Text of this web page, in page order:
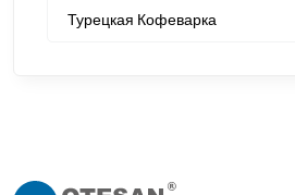
Турецкая Кофеварка